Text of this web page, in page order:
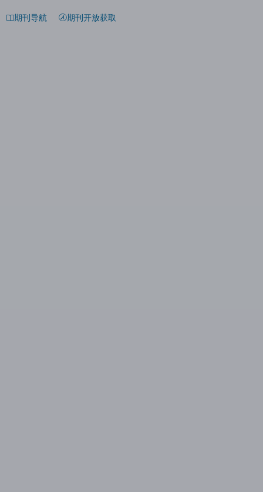
期刊导航 期刊开放获取